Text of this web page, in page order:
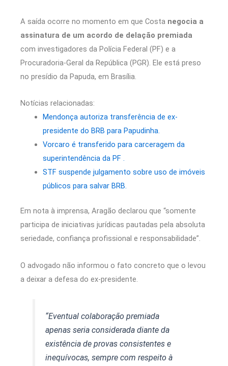
A saída ocorre no momento em que Costa negocia a
assinatura de um acordo de delação premiada
com investigadores da Polícia Federal (PF) e a
Procuradoria-Geral da República (PGR). Ele está preso
no presídio da Papuda, em Brasília.
Notícias relacionadas:
Mendonça autoriza transferência de ex-
presidente do BRB para Papudinha.
Vorcaro é transferido para carceragem da
superintendência da PF .
STF suspende julgamento sobre uso de imóveis
públicos para salvar BRB.
Em nota à imprensa, Aragão declarou que “somente
participa de iniciativas jurídicas pautadas pela absoluta
seriedade, confiança profissional e responsabilidade”.
O advogado não informou o fato concreto que o levou
a deixar a defesa do ex-presidente.
“Eventual colaboração premiada
apenas seria considerada diante da
existência de provas consistentes e
inequívocas, sempre com respeito à